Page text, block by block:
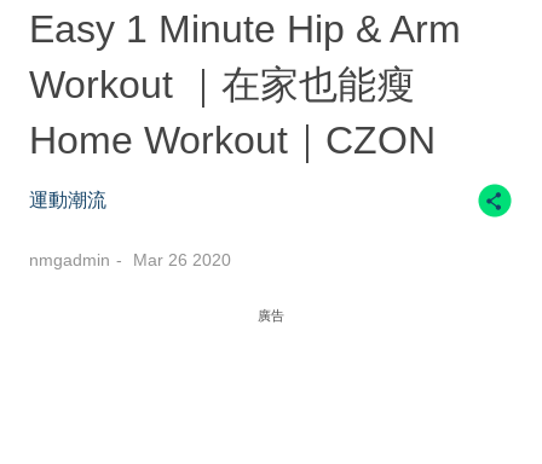
Easy 1 Minute Hip & Arm
Workout ｜在家也能瘦
Home Workout｜CZON
運動潮流
nmgadmin Mar 26 2020
廣告